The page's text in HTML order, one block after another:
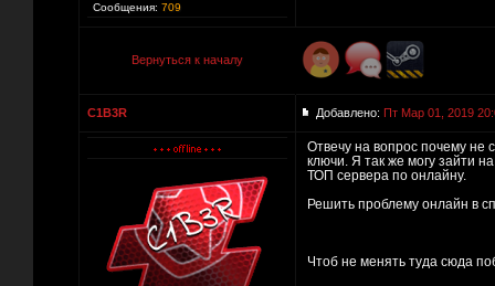
Сообщения: 709
Вернуться к началу
C1B3R Добавлено: Пт Мар 01, 2019
Отвечу на вопрос почему не
ключи. Я так же могу зайти
ТОП сервера по онлайну.
Решить проблему онлайн в
Чтоб не менять туда сюда